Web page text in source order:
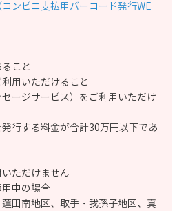
ンビニ支払用バーコード発行WE
こと
用いただけること
セージサービス）をご利用いただけ
発行する料金が合計30万円以下であ
ただけません
中の場合
蓮田南地区、取手・我孫子地区、真